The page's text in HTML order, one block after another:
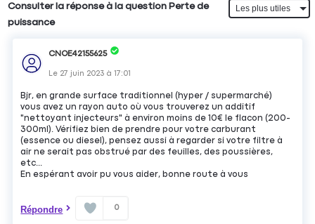
Consulter la réponse à la question Perte de
puissance
CNOE42155625
Le 27 juin 2023 à17:01
Bjr, en grande surface traditionnel (hyper / supermarché)
vous avez un rayon auto où vous trouverez un additif
"nettoyant injecteurs" à environ moins de 10€ le flacon (200-
300ml). Vérifiez bien de prendre pour votre carburant
(essence ou diesel), pensez aussi à regarder si votre filtre à
air ne serait pas obstrué par des feuilles, des poussières,
etc...
En espérant avoir pu vous aider, bonne route à vous
Répondre 0